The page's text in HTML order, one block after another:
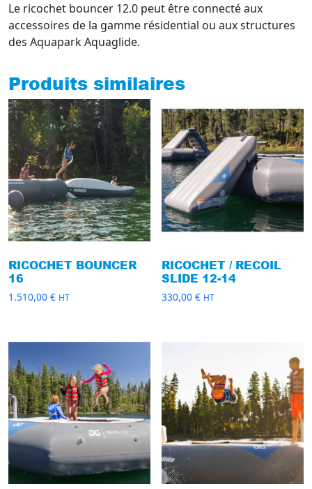
Le ricochet bouncer 12.0 peut être connecté aux
accessoires de la gamme résidential ou aux structures
des Aquapark Aquaglide.
Produits similaires
RICOCHET BOUNCER
16
1.510,00 € HT
RICOCHET / RECOIL
SLIDE 12-14
330,00€ HT